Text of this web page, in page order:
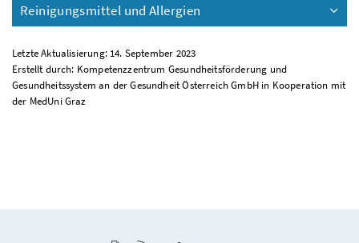
Reinigungsmittel und Allergien
Letzte Aktualisierung: 14. September 2023
Erstellt durch: Kompetenzzentrum Gesundheitsförderung und
Gesundheitssystem an der Gesundheit Österreich GmbH in Kooperation mit
der MedUni Graz